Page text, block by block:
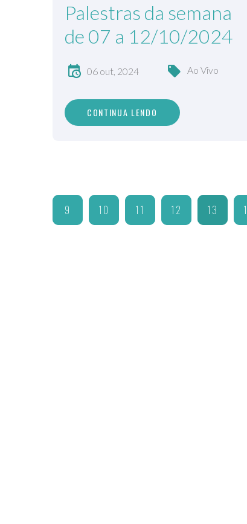
Palestras da semana
de 07 a 12/10/2024
06 out, 2024 Ao Vivo
CONTINUA LENDO
9 10 11 12 13